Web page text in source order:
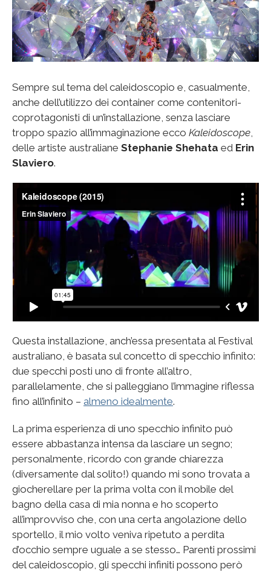
Sempre sul tema del caleidoscopio e, casualmente,
anche dell’utilizzo dei container come contenitori-
coprotagonisti di un’installazione, senza lasciare
troppo spazio all’immaginazione ecco Kaleidoscope
delle artiste australiane Stephanie Shehata ed Erin
Slaviero.
Questa installazione, anch’essa presentata al Festival
australiano, è basata sul concetto di specchio infinito:
due specchi posti uno di fronte all’altro,
parallelamente, che si palleggiano l’immagine riflessa
fino all’infinito – almeno idealmente.
La prima esperienza di uno specchio infinito può
essere abbastanza intensa da lasciare un segno;
personalmente, ricordo con grande chiarezza
(diversamente dal solito!) quando mi sono trovata a
giocherellare per la prima volta con il mobile del
bagno della casa di mia nonna e ho scoperto
all’improvviso che, con una certa angolazione dello
sportello, il mio volto veniva ripetuto a perdita
d’occhio sempre uguale a se stesso… Parenti prossimi
del caleidoscopio, gli specchi infiniti possono però